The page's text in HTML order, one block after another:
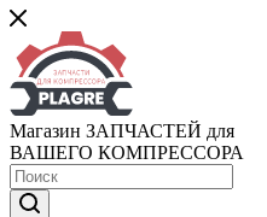
Магазин ЗАПЧАСТЕЙ для
ВАШЕГО КОМПРЕССОРА